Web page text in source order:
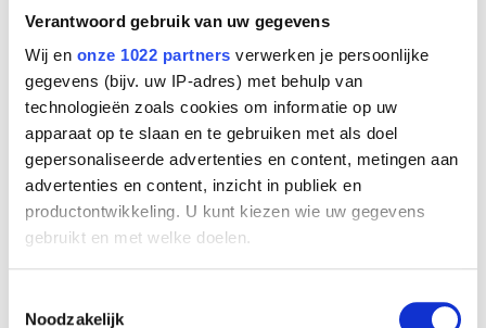
Verantwoord gebruik van uw gegevens
Wij en onze 1022 partners verwerken je persoonlijke
gegevens (bijv. uw IP-adres) met behulp van
technologieën zoals cookies om informatie op uw
apparaat op te slaan en te gebruiken met als doel
gepersonaliseerde advertenties en content, metingen aan
advertenties en content, inzicht in publiek en
productontwikkeling. U kunt kiezen wie uw gegevens
gebruikt en met welke doelen.
Informatie verzamelen over uw geografische
Noodzakelijk
Calle Sardana I
Gaston Bertrand